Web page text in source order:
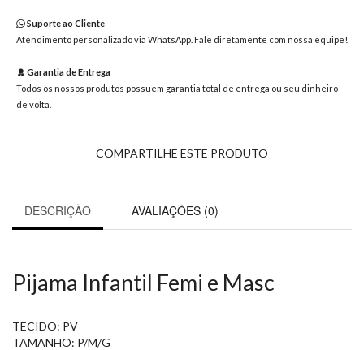
nos uma
mensagem
Suporte ao Cliente
Atendimento personalizado via WhatsApp. Fale diretamente com nossa equipe!
Garantia de Entrega
Todos os nossos produtos possuem garantia total de entrega ou seu dinheiro
de volta.
COMPARTILHE ESTE PRODUTO
DESCRIÇÃO AVALIAÇÕES (0)
Pijama Infantil Femi e Masc
TECIDO: PV
TAMANHO: P/M/G